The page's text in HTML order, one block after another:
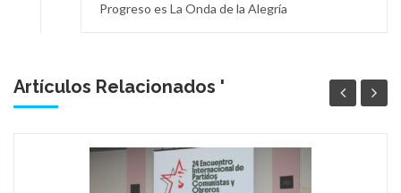
Progreso es La Onda de la Alegría
Artículos Relacionados '